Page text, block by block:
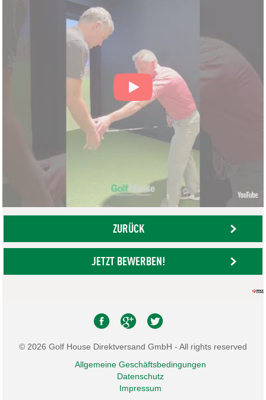
ZURÜCK
JETZT BEWERBEN!
© 2026 Golf House Direktversand GmbH - All rights reserved
Allgemeine Geschäftsbedingungen
Datenschutz
Impressum